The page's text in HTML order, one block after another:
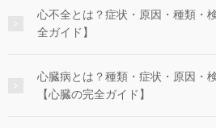
心不全とは？症状・原因・種類・
全ガイド】
心臓病とは？種類・症状・原因・
【心臓の完全ガイド】